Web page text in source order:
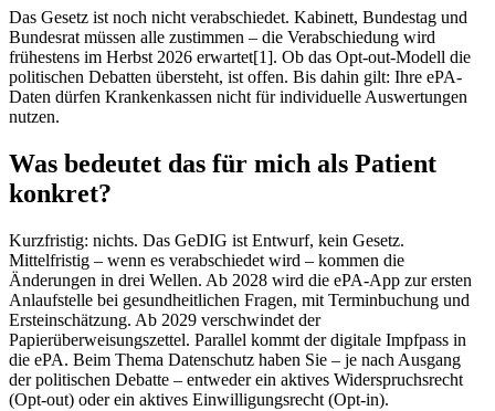
Das Gesetz ist noch nicht verabschiedet. Kabinett, Bundestag und
Bundesrat müssen alle zustimmen – die Verabschiedung wird
frühestens im Herbst 2026 erwartet[1]. Ob das Opt-out-Modell die
politischen Debatten übersteht, ist offen. Bis dahin gilt: Ihre ePA-
Daten dürfen Krankenkassen nicht für individuelle Auswertungen
nutzen.
Was bedeutet das für mich als Patient
konkret?
Kurzfristig: nichts. Das GeDIG ist Entwurf, kein Gesetz.
Mittelfristig – wenn es verabschiedet wird – kommen die
Änderungen in drei Wellen. Ab 2028 wird die ePA-App zur ersten
Anlaufstelle bei gesundheitlichen Fragen, mit Terminbuchung und
Ersteinschätzung. Ab 2029 verschwindet der
Papierüberweisungszettel. Parallel kommt der digitale Impfpass in
die ePA. Beim Thema Datenschutz haben Sie – je nach Ausgang
der politischen Debatte – entweder ein aktives Widerspruchsrecht
(Opt-out) oder ein aktives Einwilligungsrecht (Opt-in).